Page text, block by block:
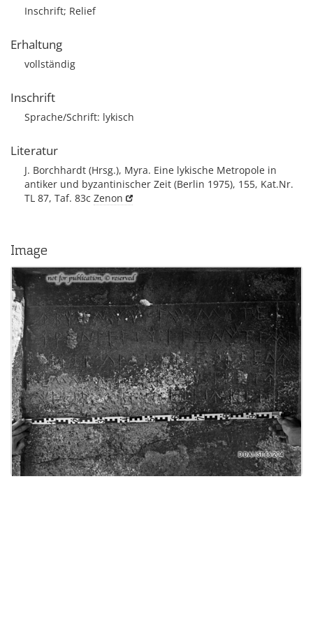
Inschrift; Relief
Erhaltung
vollständig
Inschrift
Sprache/Schrift: lykisch
Literatur
J. Borchhardt (Hrsg.), Myra. Eine lykische Metropole in
antiker und byzantinischer Zeit (Berlin 1975), 155, Kat.Nr.
TL 87, Taf. 83c Zenon
Image